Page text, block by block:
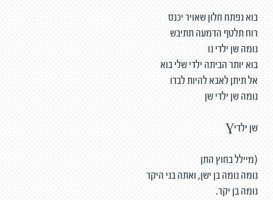
בוא נפתח חלון שאויר יכנס
רוח תלטף הדמעה תתיבש
נומה שן ילדי נו
בוא יותר הביתה ילדי שלי בוא
אל תיתן לאבא להיות לבדו
נומה שן ילדי שן
שן ילדיƔ
(מיילל בחוץ התן
נומה נומה בן ישן, ואתה בני היקר
נומה בן יקר.